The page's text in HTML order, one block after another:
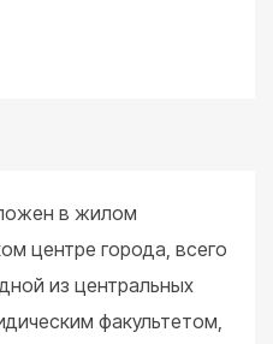
в жилом
центре города, всего
из центральных
факультетом,